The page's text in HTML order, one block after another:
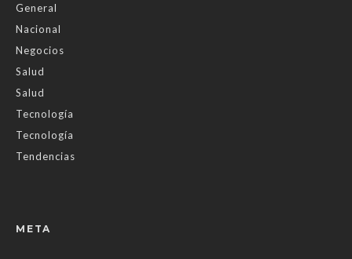
General
Nacional
Negocios
Salud
Salud
Tecnología
Tecnología
Tendencias
META